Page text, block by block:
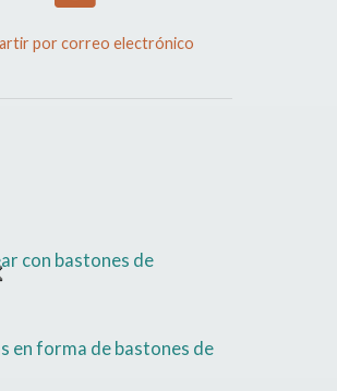
por correo electrónico
con bastones de
en forma de bastones de